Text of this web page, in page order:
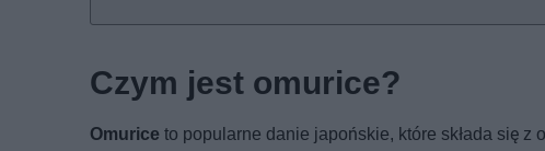
Czym jest omurice?
Omurice to popularne danie japońskie, które składa się